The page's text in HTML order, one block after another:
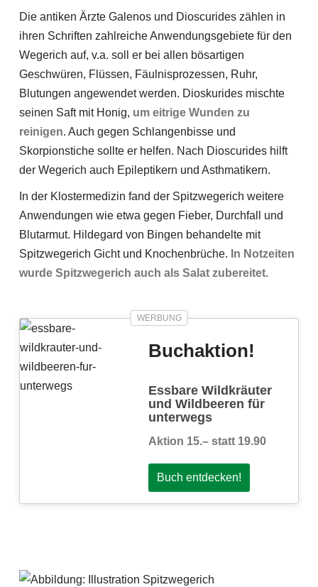
Die antiken Ärzte Galenos und Dioscurides zählen in
ihren Schriften zahlreiche Anwendungsgebiete für den
Wegerich auf, v.a. soll er bei allen bösartigen
Geschwüren, Flüssen, Fäulnisprozessen, Ruhr,
Blutungen angewendet werden. Dioskurides mischte
seinen Saft mit Honig, um eitrige Wunden zu
reinigen. Auch gegen Schlangenbisse und
Skorpionstiche sollte er helfen. Nach Dioscurides hilft
der Wegerich auch Epileptikern und Asthmatikern.
In der Klostermedizin fand der Spitzwegerich weitere
Anwendungen wie etwa gegen Fieber, Durchfall und
Blutarmut. Hildegard von Bingen behandelte mit
Spitzwegerich Gicht und Knochenbrüche. In Notzeiten
wurde Spitzwegerich auch als Salat zubereitet.
Buchaktion!
Essbare Wildkräuter
und Wildbeeren für
unterwegs
Aktion 15.– statt 19.90
Buch entdecken!